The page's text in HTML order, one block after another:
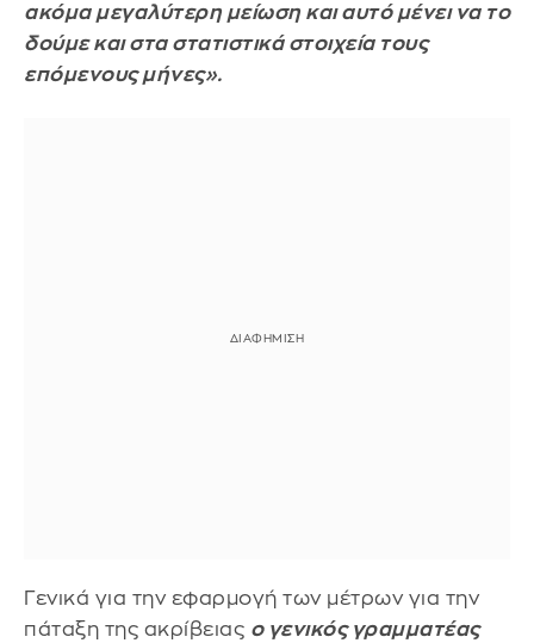
ακόμα μεγαλύτερη μείωση και αυτό μένει να το
δούμε και στα στατιστικά στοιχεία τους
επόμενους μήνες».
Γενικά για την εφαρμογή των μέτρων για την
πάταξη της ακρίβειας ο γενικός γραμματέας